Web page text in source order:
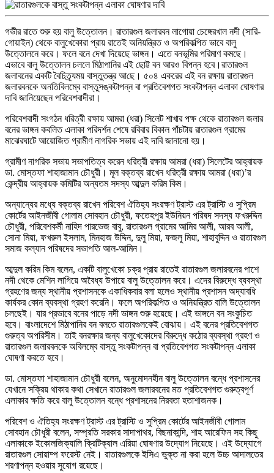
গভীর রাতে শুরু হয় বালু উত্তোলন। রাতারগুল জলারবন লাগোয়া চেঙ্গেরখাল নদী (সারি-
গোয়াইন) থেকে বালুখেকোরা প্রায় রাতেই অনিয়ন্ত্রিত ও অপরিকল্পিত ভাবে বালু
উত্তোলনে করে। ফলে বনে দেখা দিয়েছে ভাঙ্গন। এতে বনভূমির পরিমাণ কমছে।
এভাবে বালু উত্তোলন চললে মিঠাপানির এই ছোট্ট বন আরও বিপন্ন হবে।রাতারগুল
জলাবনের একটি বৈচিত্র্যময় বাস্তুতন্ত্র আ‌ছে। ৫০৪ একরের এই বন রক্ষায় রাতারগুল
জলারবনকে অনতিবিলম্বে বাস্তুসঙ্কটাপন্ন বা প্রতিবেশগত সংকটাপন্ন এলাকা ঘোষণার
দাবি জানিয়েছেন পরিবেশবাদীরা।
পরিবেশবাদী সংগঠন ধরিত্রী রক্ষায় আমরা (ধরা) সিলেট শাখার পক্ষ থেকে রাতারগুল জলার
বনের ভাঙ্গন কবলিত এলাকা পরিদর্শন শেষে রবিবার বিকাল পাঁচটায় রাতারগুল গ্রামের
মাঝেরঘাটে আয়োজিত গ্রামীণ নাগরিক সভায় এই দাবি জানানো হয়।
গ্রামীণ নাগরিক সভায় সভাপতিত্ব করেন ধরিত্রী রক্ষায় আমরা (ধরা) সিলেটের আহ্বায়ক
ডা. মোস্তফা শাহাজামান চৌধুরী। মূল বক্তব্য রাখেন ধরিত্রী রক্ষায় আমরা (ধরা)’র
কেন্দ্রীয় আহ্বায়ক কমিটির অন্যতম সদস্য আব্দুল করিম কিম।
অন্যান্যের মধ্যে বক্তব্য রাখেন পরিবেশ ঐতিহ্য সংরক্ষণ ট্রাস্ট এর ট্রাস্টি ও সুপ্রিম
কোর্টের আইনজীবী গোলাম সোবহান চৌধুরী, ফতেহপুর ইউনিয়ন পরিষদ সদস্য ফখরুদ্দিন
চৌধুরী, পরিবেশকর্মী নাহিদ পারভেজ বাবু, রাতারগুল গ্রামের আমির আলী, আরব আলী,
সোনা মিয়া, ফখরুল ইসলাম, মিনহাজ উদ্দিন, দুলু মিয়া, ফজলু মিয়া, শাহাবুদ্দিন ও রাতারগুল
সমাজ কল্যান পরিষদের সভাপতি আল-আমিন।
আব্দুল করিম কিম বলেন, একটি বালুখেকো চক্র প্রায় রাতেই রাতারগুল জলারবনের পাশে
নদী থেকে মেশিন লাগিয়ে অবৈধ্য উপায়ে বালু উত্তোলন করে। এদের বিরুদ্ধে ব্যবস্থা
গ্রহণের জন্য স্থানীয় প্রশাসনকে একাধিকবার বলা হলেও স্থানীয় প্রশাসন অদ্যাবধি
কার্যকর কোন ব্যবস্থা গ্রহণ করেনি। ফলে অপরিকল্পিত ও অনিয়ন্ত্রিত বালি উত্তোলন
চলছেই। যার প্রভাবে বনের পাড়ে নদী ভাঙ্গন শুরু হয়েছে। এই ভাঙ্গনে বন সংকুচিত
হবে। বাংলাদেশে মিঠাপানির বন বলতে রাতারগুলকেই বোঝায়। এই বনের প্রতিবেশগত
গুরুত্ব অপরিসীম। তাই বনরক্ষার জন্য বালুখেকোদের বিরুদ্ধে কঠোর ব্যবস্থা গ্রহণ ও
রাতারগুল জলারবনকে অবিলম্বে বাস্তু সংকটাপন্ন বা প্রতিবেশগত সংকটাপন্ন এলাকা
ঘোষণা করতে হবে।
ডা. মোস্তফা শাহাজামান চৌধুরী বলেন, অনুমোদনহীন বালু উত্তোলন বন্ধে প্রশাসনের
যেখানে সক্রিয় থাকার কথা সেখানে রাতারগুল জলারবনের মত প্রতিবেশগত গুরুত্বপূর্ণ
এলাকার ক্ষতি করে বালু উত্তোলন বন্ধে প্রশাসনের নিরবতা হতাশাজনক।
পরিবেশ ও ঐতিহ্য সংরক্ষণ ট্রাস্ট এর ট্রাস্টি ও সুপ্রিম কোর্টের আইনজীবী গোলাম
সোবহান চৌধুরী বলেন, সম্প্রতি সরকার সাদাপাথর, বিছনাকান্দি, শাহ আরেফিন সহ কিছু
এলাকাকে ইকোলজিক্যালি ক্রিটিক্যাল এরিয়া ঘোষণার উদ্যোগ নিয়েছে। এই উদ্যোগে
রাতারগুল সোয়াম্প ফরেস্ট নেই। রাতারগুলকে ইসিএ ভুক্ত না করা হলে উচ্চ আদালতের
শরণাপন্ন হওয়ার সুযোগ রয়েছে।